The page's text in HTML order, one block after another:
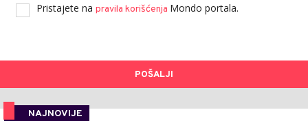
Pristajete na pravila korišćenja Mondo portala.
POŠALJI
NAJNOVIJE